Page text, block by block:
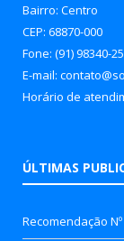
Bairro: Centro
CEP: 68870-000
Fone: (91) 98340-
E-mail:
Horário de
ÚLTIMAS
Recomendação Nº